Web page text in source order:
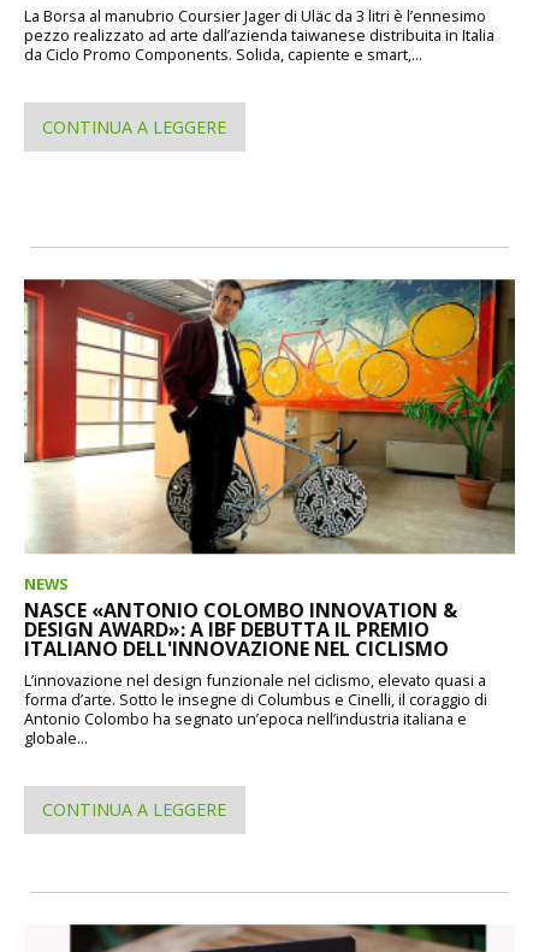
La Borsa al manubrio Coursier Jager di Uläc da 3 litri è l’ennesimo
pezzo realizzato ad arte dall’azienda taiwanese distribuita in Italia
da Ciclo Promo Components. Solida, capiente e smart,...
CONTINUA A LEGGERE
NEWS
NASCE «ANTONIO COLOMBO INNOVATION &
DESIGN AWARD»: A IBF DEBUTTA IL PREMIO
ITALIANO DELL'INNOVAZIONE NEL CICLISMO
L’innovazione nel design funzionale nel ciclismo, elevato quasi a
forma d’arte. Sotto le insegne di Columbus e Cinelli, il coraggio di
Antonio Colombo ha segnato un’epoca nell’industria italiana e
globale...
CONTINUA A LEGGERE